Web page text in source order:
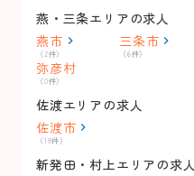
燕・三条エリアの求人
燕市
（2件）
三条市
（6件）
弥彦村
（0件）
佐渡エリアの求人
佐渡市
（18件）
新発田・村上エリアの求人